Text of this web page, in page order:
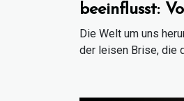
beeinflusst:
Die Welt um uns
der leisen Brise, die